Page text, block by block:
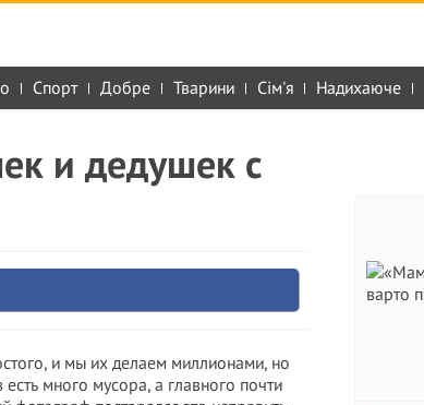
Спорт Добре Тварини Сім'я Надихаюче
и дедушек с
и мы их делаем миллионами, но
много мусора, а главного почти